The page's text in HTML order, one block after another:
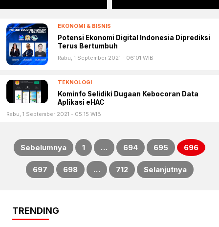
Kantor BupatiEKONOMI & BISNIS
Potensi Ekonomi Digital Indonesia Diprediksi
Terus Bertumbuh
Rabu, 1 September 2021 - 06:01 WIB
TEKNOLOGI
Kominfo Selidiki Dugaan Kebocoran Data
Aplikasi eHAC
Rabu, 1 September 2021 - 05:15 WIB
Paginasi
Sebelumnya 1 … 694 695 696
697 698 … 712 Selanjutnya
TRENDING